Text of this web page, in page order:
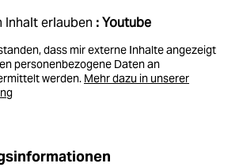
Inhalt erlauben : Youtube
dass mir externe Inhalte angezeigt
personenbezogene Daten an
werden. Mehr dazu in unserer